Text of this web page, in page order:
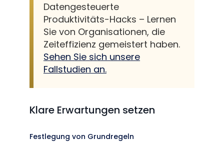
Datengesteuerte
Produktivitäts-Hacks – Lernen
Sie von Organisationen, die
Zeiteffizienz gemeistert haben.
Sehen Sie sich unsere
Fallstudien an.
Klare Erwartungen setzen
Festlegung von Grundregeln